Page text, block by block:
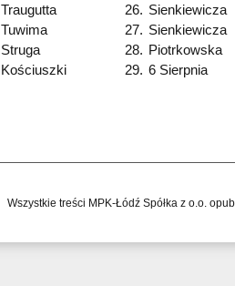
Traugutta
26. Sienkiewicza
Tuwima
27. Sienkiewicza
Struga
28. Piotrkowska
Kościuszki
29. 6 Sierpnia
Wszystkie treści MPK-Łódź Spółka z o.o.